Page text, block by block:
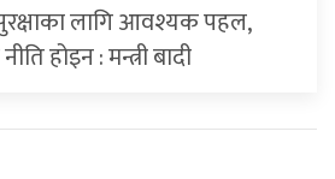
लागि आवश्यक पहल,
होइन : मन्त्री बादी